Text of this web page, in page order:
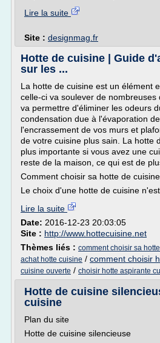
Lire la suite
Site : designmag.fr
Hotte de cuisine | Guide
sur les ...
La hotte de cuisine est un élément
celle-ci va soulever de nombreuses
va permettre d'éliminer les odeurs
condensation due à l'évaporation
l'encrassement de vos murs et
de votre cuisine plus sain. La hotte
plus importante si vous avez une
reste de la maison, ce qui est de
Comment choisir sa hotte de
Le choix d'une hotte de cuisine n'est
Lire la suite
Date: 2016-12-23 20:03:05
Site : http://www.hottecuisine.net
Thèmes liés : comment choisir sa
achat hotte cuisine / comment choisir
cuisine ouverte / choisir hotte aspirante
Hotte de cuisine
cuisine
Plan du site
Hotte de cuisine silencieuse